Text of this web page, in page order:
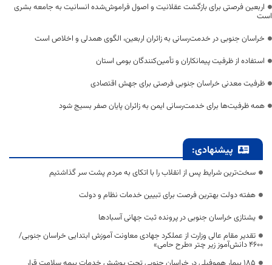
اربعین فرصتی برای بازگشت عقلانیت و اصول فراموش‌شده انسانیت به جامعه بشری
است
خراسان جنوبی در خدمت‌رسانی به زائران اربعین، الگوی همدلی و اخلاص است
استفاده از ظرفیت پیمانکاران و تأمین‌کنندگان بومی استان
ظرفیت معدنی خراسان جنوبی فرصتی برای جهش اقتصادی
همه ظرفیت‌ها برای خدمت‌رسانی ایمن به زائران پایان صفر بسیج شود
پیشنهادی:
سخت‌ترین شرایط پس از انقلاب را با اتکای به مردم پشت سر گذاشتیم
هفته دولت بهترین فرصت برای تبیین خدمات نظام و دولت
یشتازی خراسان جنوبی در پرونده ثبت جهانی آسبادها
تقدیر مقام عالی وزارت از عملکرد جهادی معاونت آموزش ابتدایی خراسان جنوبی/
۴۶۰۰ دانش‌آموز زیر چتر «طرح حامی»